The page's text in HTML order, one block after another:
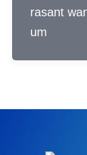
rasant
um